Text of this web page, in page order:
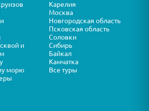
и
морю
Карелия
Москва
Новгородская область
Псковская область
Соловки
Сибирь
Байкал
Камчатка
Все туры